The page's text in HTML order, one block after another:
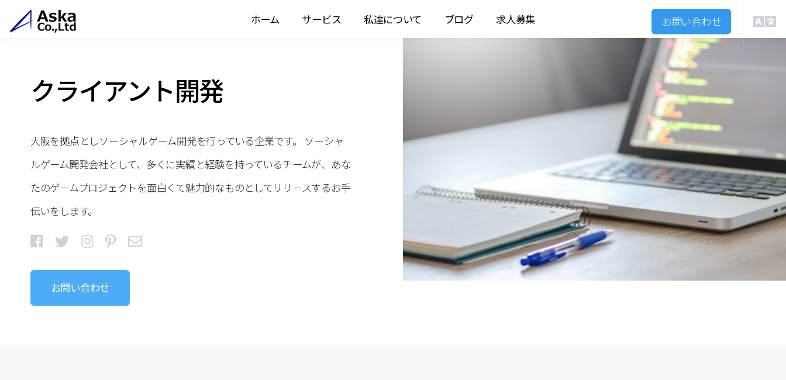
ホーム サービス 私達について ブログ 求人募集 お問い合わせ
クライアント開発
大阪を拠点としソーシャルゲーム開発を行っている企業です。 ソーシャ
ルゲーム開発会社として、多くに実績と経験を持っているチームが、あな
たのゲームプロジェクトを面白くて魅力的なものとしてリリースするお手
伝いをします。
お問い合わせ